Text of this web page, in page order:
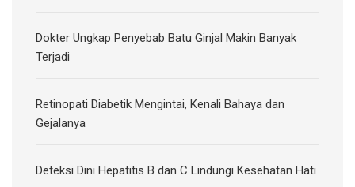
Dokter Ungkap Penyebab Batu Ginjal Makin Banyak
Terjadi
Retinopati Diabetik Mengintai, Kenali Bahaya dan
Gejalanya
Deteksi Dini Hepatitis B dan C Lindungi Kesehatan Hati